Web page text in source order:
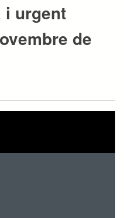
i urgent
de